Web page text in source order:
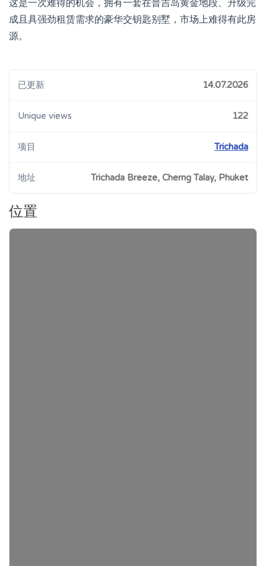
这是一次难得的机会，拥有一套在普吉岛黄金地段、升级完
成且具强劲租赁需求的豪华交钥匙别墅，市场上难得有此房
源。
已更新 14.07.2026
Unique views 122
项目 Trichada
地址 Trichada Breeze, Cherng Talay, Phuket
位置